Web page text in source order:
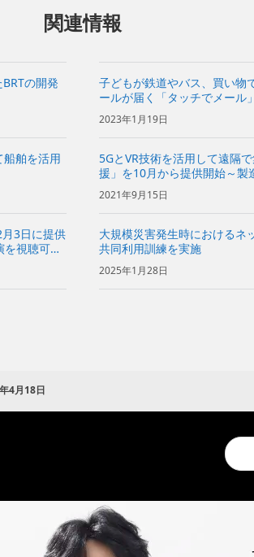
関連情報
の開発
子どもが鉄道やバス、買い物
ールが届く「タッチでメール
2023年1月19日
舶を活用
5GとVR技術を活用して遠隔
援」を10月から提供開始～製
地からの作業指示を効率化～
2021年9月15日
3日に提供
視聴可能
大規模災害発生時におけるネ
共同利用訓練を実施
2025年1月28日
4月18日
a